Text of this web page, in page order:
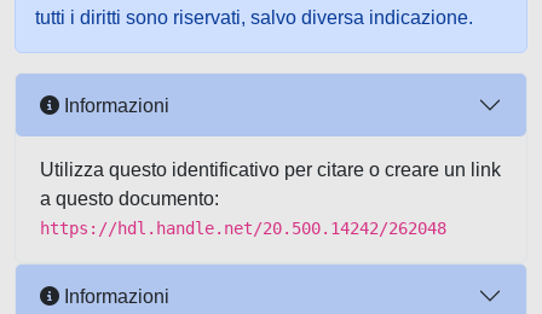
tutti i diritti sono riservati, salvo diversa indicazione.
Informazioni
Utilizza questo identificativo per citare o creare un link
a questo documento:
https://hdl.handle.net/20.500.14242/262048
Informazioni